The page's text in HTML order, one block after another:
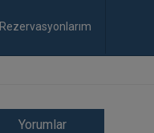
Rezervasyonlarım
Yorumlar